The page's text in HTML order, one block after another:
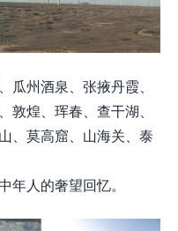
州酒泉、张掖丹霞、
煌、珲春、查干湖、
、莫高窟、山海关、泰
年人的奢望回忆。